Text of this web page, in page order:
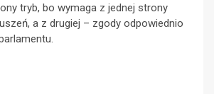
tryb, bo wymaga z jednej strony
a z drugiej – zgody odpowiednio